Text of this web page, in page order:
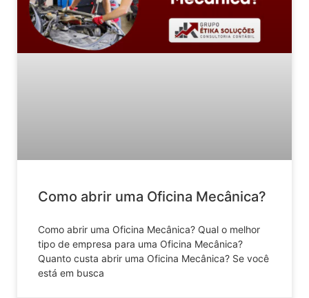
Como abrir uma Oficina Mecânica?
Como abrir uma Oficina Mecânica? Qual o melhor
tipo de empresa para uma Oficina Mecânica?
Quanto custa abrir uma Oficina Mecânica? Se você
está em busca